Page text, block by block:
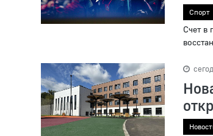
Спорт
Счет в